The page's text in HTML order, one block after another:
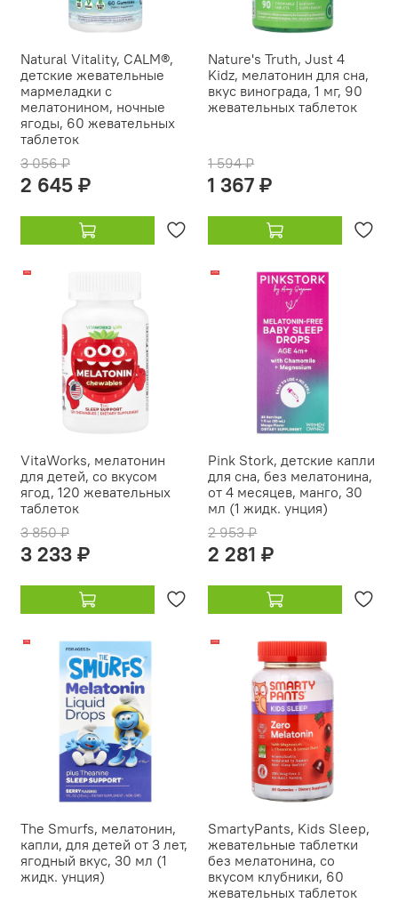
Natural Vitality, CALM®,
детские жевательные
мармеладки с
мелатонином, ночные
ягоды, 60 жевательных
таблеток
3 056 ₽
2 645 ₽
Nature's Truth, Just 4
Kidz, мелатонин для сна,
вкус винограда, 1 мг, 90
жевательных таблеток
1 594 ₽
1 367 ₽
-16%
VitaWorks, мелатонин
для детей, со вкусом
ягод, 120 жевательных
таблеток
3 850 ₽
3 233 ₽
-23%
Pink Stork, детские капли
для сна, без мелатонина,
от 4 месяцев, манго, 30
мл (1 жидк. унция)
2 953 ₽
2 281 ₽
-17%
The Smurfs, мелатонин,
капли, для детей от 3 лет,
ягодный вкус, 30 мл (1
жидк. унция)
-20%
SmartyPants, Kids Sleep,
жевательные таблетки
без мелатонина, со
вкусом клубники, 60
жевательных таблеток